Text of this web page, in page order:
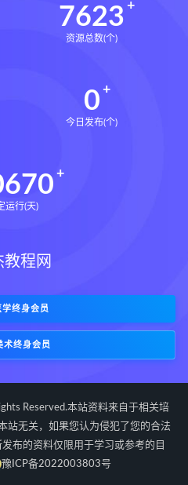
7623
资源总数(个)
0
今日发布(个)
运行(天)
教程网
学终身会员
术终身会员
Reserved.本站资料来自于相关培
站无关，如果您认为侵犯了您的合法
布的资料仅限用于学习或参考的目
豫ICP备2022003803号